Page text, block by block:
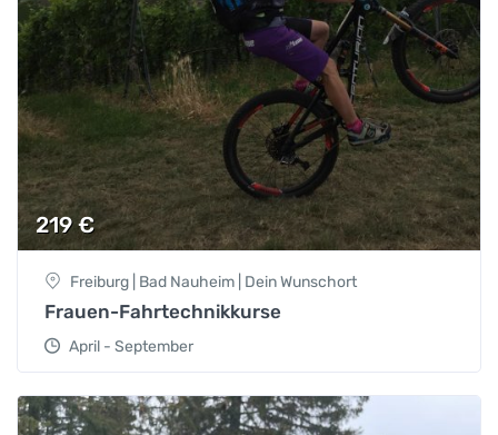
219€
Freiburg | Bad Nauheim | Dein Wunschort
Frauen-Fahrtechnikkurse
April - September